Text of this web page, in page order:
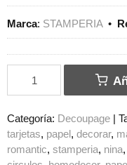
Marca: STAMPERIA•
Categoría: Decoupage
tarjetas papel decorar
romantic stamperia nina